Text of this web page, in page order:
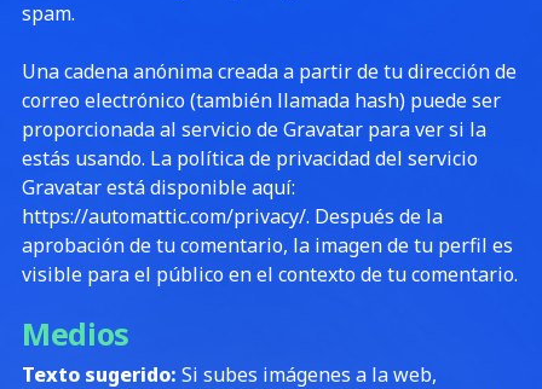
spam.
Una cadena anónima creada a partir de tu dirección de
correo electrónico (también llamada hash) puede ser
proporcionada al servicio de Gravatar para ver si la
estás usando. La política de privacidad del servicio
Gravatar está disponible aquí:
https://automattic.com/privacy/. Después de la
aprobación de tu comentario, la imagen de tu perfil es
visible para el público en el contexto de tu comentario.
Medios
Texto sugerido: Si subes imágenes a la web,